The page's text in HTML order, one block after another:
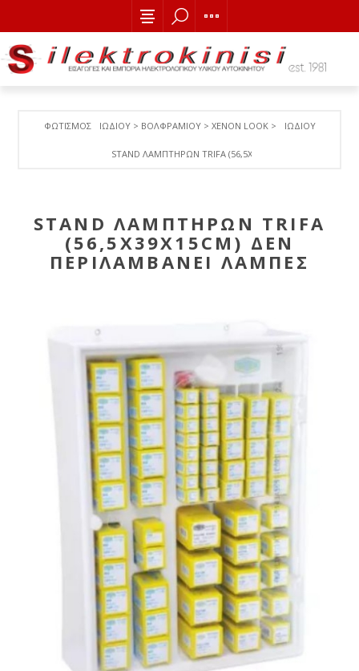
ΦΩΤΙΣΜΟΣ ΙΩΔΙΟΥ > ΒΟΛΦΡΑΜΙΟY > ΧΕΝΟΝ LOOK > ΙΩΔΙΟΥ
STAND ΛΑΜΠΤΗΡΩΝ TRIFA (56,5X39X15CM) ΔΕΝ
STAND ΛΑΜΠΤΗΡΩΝ TRIFA
(56,5X39X15CM) ΔΕΝ
ΠΕΡΙΛΑΜΒΑΝΕΙ ΛΑΜΠΕΣ